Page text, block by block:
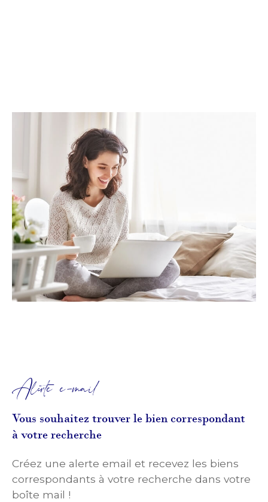
Alerte e-mail
Vous souhaitez trouver le bien correspondant
à votre recherche
Créez une alerte email et recevez les biens
correspondants à votre recherche dans votre
boîte mail !